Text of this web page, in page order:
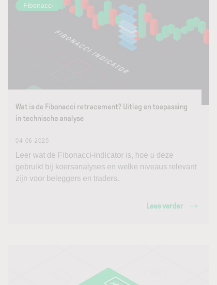
Fibonacci
Wat is de Fibonacci retracement? Uitleg en toepassing
in technische analyse
04-06-2025
Leer wat de Fibonacci-indicator is, hoe u deze
gebruikt bij koersanalyses en welke niveaus relevant
zijn voor beleggers en traders.
Lees verder